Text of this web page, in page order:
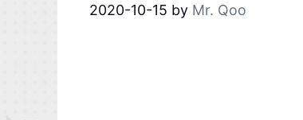
2020-10-15 by Mr. Qoo